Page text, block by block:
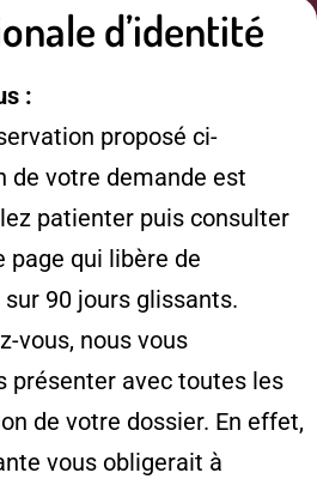
d’identité
:
proposé ci-
de votre demande est
patienter puis consulter
qui libère de
90 jours glissants.
vous, nous vous
présenter avec toutes les
de votre dossier. En effet,
vous obligerait à